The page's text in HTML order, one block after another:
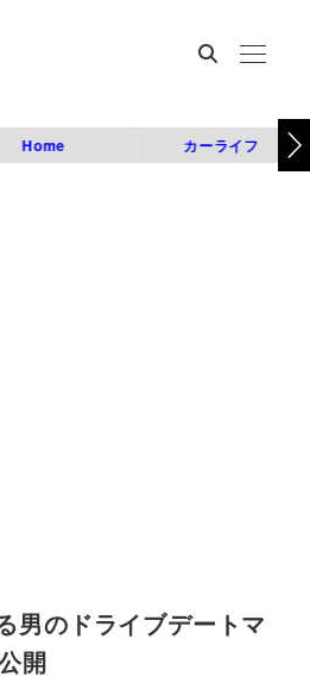
Home カーライフ
男のドライブデートマ
開